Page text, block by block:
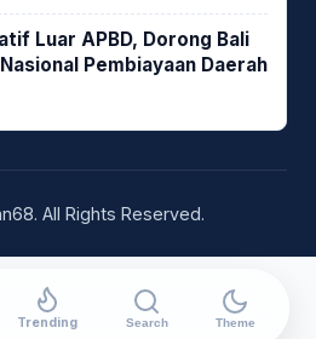
Luar APBD, Dorong Bali
Pembiayaan Daerah
All Rights Reserved.
Trending Search Theme